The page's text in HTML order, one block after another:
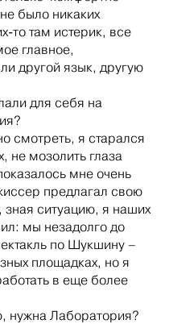
было никаких
то там истерик, все
главное,
другой язык, другую
для себя на
смотреть, я старался
не мозолить глаза
мне очень
предлагал свою
зная ситуацию, я наших
мы незадолго до
по Шукшину –
площадках, но я
в еще более
нужна Лаборатория?